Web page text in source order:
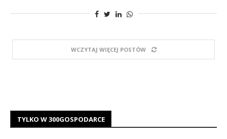
WCZYTAJ WIĘCEJ POSTÓW
TYLKO W 300GOSPODARCE